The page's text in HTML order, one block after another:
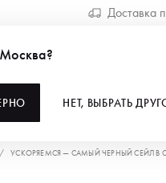
Доставка
НЕТ, ВЫБРАТЬ
УСКОРЯЕМСЯ — САМЫЙ ЧЕРНЫЙ СЕЙЛ В